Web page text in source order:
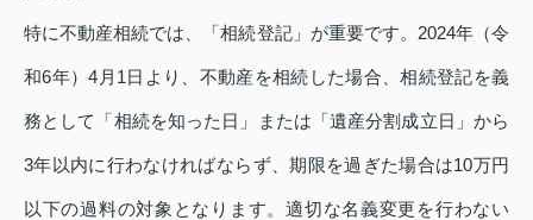
特に不動産相続では、「相続登記」が重要です。2024年（令
和6年）4月1日より、不動産を相続した場合、相続登記を義
務として「相続を知った日」または「遺産分割成立日」から
3年以内に行わなければならず、期限を過ぎた場合は10万円
以下の過料の対象となります。適切な名義変更を行わない